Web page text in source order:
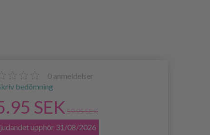
0 anmeldelser
bedömning
SEK 59.95 SEK
upphör 31/08/2026